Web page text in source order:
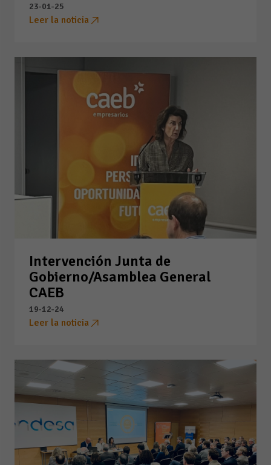
23-01-25
Leer la noticia
Intervención Junta de
Gobierno/Asamblea General
CAEB
19-12-24
Leer la noticia